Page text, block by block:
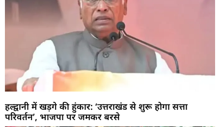
हल्द्वानी में खड़गे की हुंकार: ‘उत्तराखंड से शुरू होगा सत्ता
परिवर्तन’, भाजपा पर जमकर बरसे